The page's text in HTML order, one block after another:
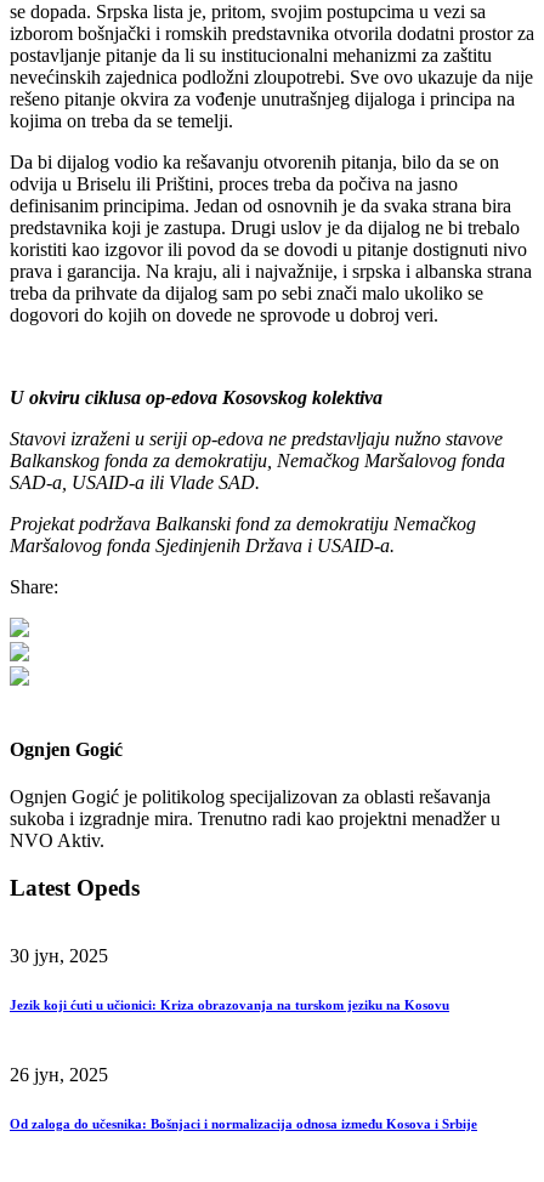
se dopada. Srpska lista je, pritom, svojim postupcima u vezi sa
izborom bošnjački i romskih predstavnika otvorila dodatni prostor za
postavljanje pitanje da li su institucionalni mehanizmi za zaštitu
nevećinskih zajednica podložni zloupotrebi. Sve ovo ukazuje da nije
rešeno pitanje okvira za vođenje unutrašnjeg dijaloga i principa na
kojima on treba da se temelji.
Da bi dijalog vodio ka rešavanju otvorenih pitanja, bilo da se on
odvija u Briselu ili Prištini, proces treba da počiva na jasno
definisanim principima. Jedan od osnovnih je da svaka strana bira
predstavnika koji je zastupa. Drugi uslov je da dijalog ne bi trebalo
koristiti kao izgovor ili povod da se dovodi u pitanje dostignuti nivo
prava i garancija. Na kraju, ali i najvažnije, i srpska i albanska strana
treba da prihvate da dijalog sam po sebi znači malo ukoliko se
dogovori do kojih on dovede ne sprovode u dobroj veri.
U okviru ciklusa op-edova Kosovskog kolektiva
Stavovi izraženi u seriji op-edova ne predstavljaju nužno stavove
Balkanskog fonda za demokratiju, Nemačkog Maršalovog fonda
SAD-a, USAID-a ili Vlade SAD.
Projekat podržava Balkanski fond za demokratiju Nemačkog
Maršalovog fonda Sjedinjenih Država i USAID-a.
Share:
Ognjen Gogić
Ognjen Gogić je politikolog specijalizovan za oblasti rešavanja
sukoba i izgradnje mira. Trenutno radi kao projektni menadžer u
NVO Aktiv.
Latest Opeds
30 јун, 2025
Jezik koji ćuti u učionici: Kriza obrazovanja na turskom jeziku na Kosovu
26 јун, 2025
Od zaloga do učesnika: Bošnjaci i normalizacija odnosa između Kosova i Srbije